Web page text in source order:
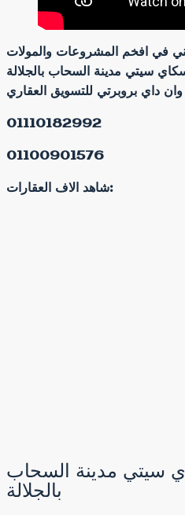
في افخم المشروعات والمولات
سيتي مدينة السحاب بالجلالة
داي بروبرتي للتسويق العقاري
01110182992
01100901576
شاهد الاف العقارات:
سيتي مدينة السحاب
بالجلالة